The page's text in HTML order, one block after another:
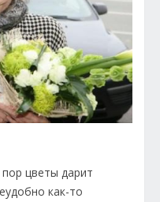
цветы дарит
как-то